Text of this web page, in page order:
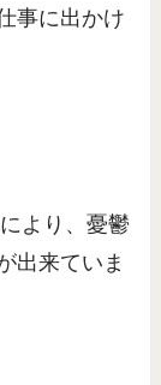
事に出かけ
より、憂鬱
出来ていま